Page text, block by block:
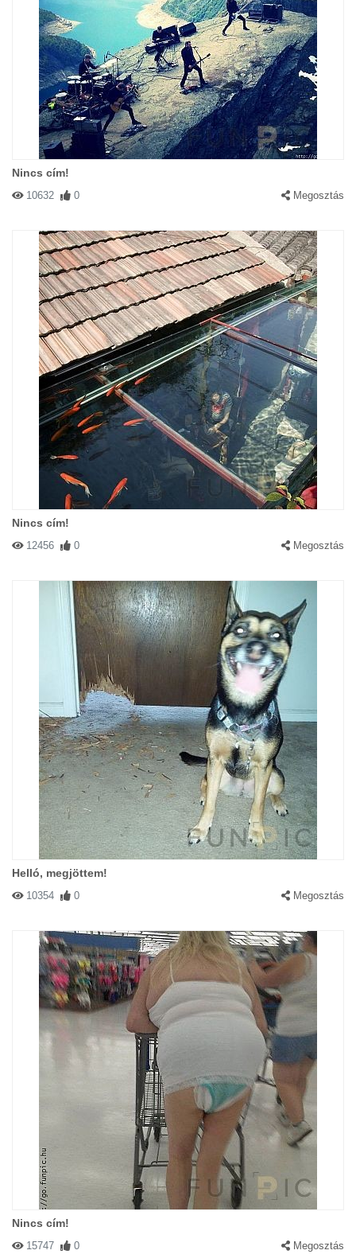
Nincs cím!
10632 0 Megosztás
Nincs cím!
12456 0 Megosztás
Helló, megjöttem!
10354 0 Megosztás
Nincs cím!
15747 0 Megosztás